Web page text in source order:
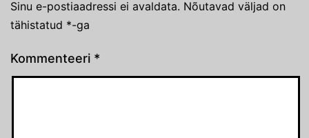
Sinu e-postiaadressi ei avaldata. Nõutavad väljad on
tähistatud *-ga
Kommenteeri *